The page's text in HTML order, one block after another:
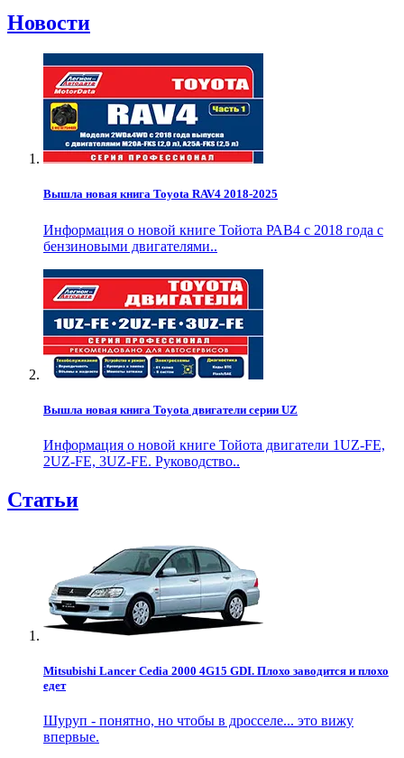
Новости
Вышла новая книга Toyota RAV4 2018-2025
Информация о новой книге Тойота РАВ4 с 2018 года с
бензиновыми двигателями..
Вышла новая книга Toyota двигатели серии UZ
Информация о новой книге Тойота двигатели 1UZ-FE,
2UZ-FE, 3UZ-FE. Руководство..
Статьи
Mitsubishi Lancer Cedia 2000 4G15 GDI. Плохо заводится и плохо
едет
Шуруп - понятно, но чтобы в дросселе... это вижу
впервые.